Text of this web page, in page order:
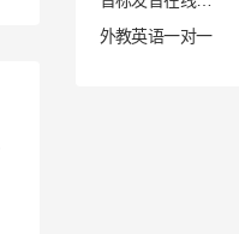
外教英语一对一